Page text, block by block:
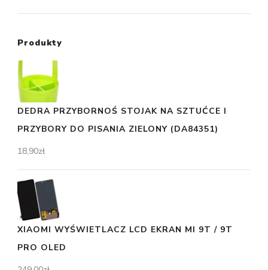
Produkty
DEDRA PRZYBORNOŚ STOJAK NA SZTUĆCE I
PRZYBORY DO PISANIA ZIELONY (DA84351)
18,90zł
XIAOMI WYŚWIETLACZ LCD EKRAN MI 9T / 9T
PRO OLED